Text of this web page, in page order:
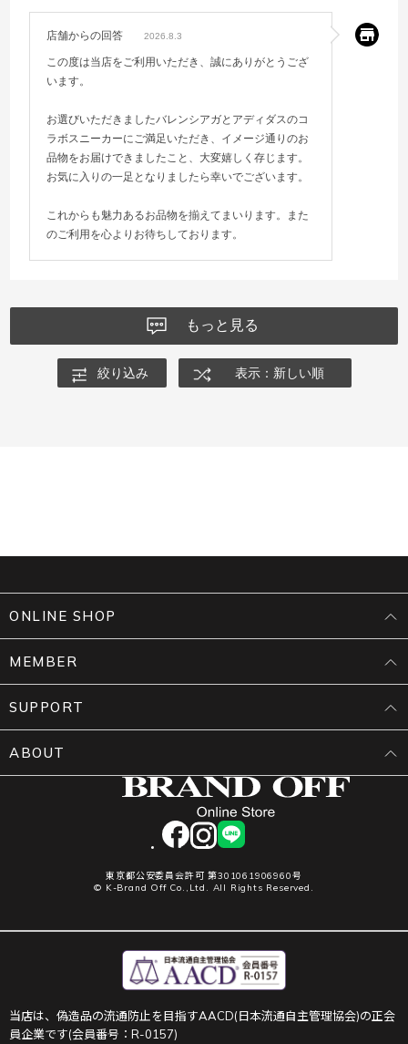
店舗からの回答 2026.8.3
この度は当店をご利用いただき、誠にありがとうござ
います。
お選びいただきましたバレンシアガとアディダスのコ
ラボスニーカーにご満足いただき、イメージ通りのお
品物をお届けできましたこと、大変嬉しく存じます。
お気に入りの一足となりましたら幸いでございます。
これからも魅力あるお品物を揃えてまいります。また
のご利用を心よりお待ちしております。
もっと見る
絞り込み 表示：新しい順
facebookinstagram
LINE
東京都公安委員会許可 第301061906960号
© K-Brand Off Co.,Ltd. All Rights Reserved.
ONLINE SHOP
MEMBER
SUPPORT
ABOUT
当店は、偽造品の流通防止を目指すAACD(日本流通自主管理協会)の正会
員企業です(会員番号：R-0157)